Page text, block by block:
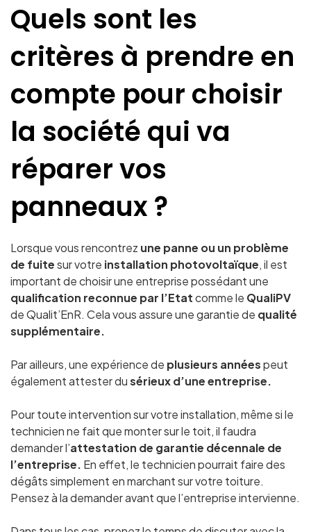
Quels sont les
critères à prendre en
compte pour choisir
la société qui va
réparer vos
panneaux ?
Lorsque vous rencontrez une panne ou un problème
de fuitesur votre installation photovoltaïque, il est
important de choisir une entreprise possédant une
qualification reconnue par l’Etatcomme le QualiPV
de Qualit’EnR. Cela vous assure une garantie de qualité
supplémentaire.
Par ailleurs, une expérience de plusieurs annéespeut
également attester dusérieux d’une entreprise.
Pour toute intervention sur votre installation, même si le
technicien ne fait que monter sur le toit, il faudra
demander l’attestation de garantie décennale de
l’entreprise. En effet, le technicien pourrait faire des
dégâts simplement en marchant sur votre toiture.
Pensez à la demander avant que l’entreprise intervienne.